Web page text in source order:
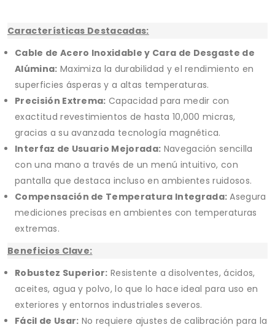
Características Destacadas:
Cable de Acero Inoxidable y Cara de Desgaste de
Alúmina: Maximiza la durabilidad y el rendimiento en
superficies ásperas y a altas temperaturas.
Precisión Extrema: Capacidad para medir con
exactitud revestimientos de hasta 10,000 micras,
gracias a su avanzada tecnología magnética.
Interfaz de Usuario Mejorada: Navegación sencilla
con una mano a través de un menú intuitivo, con
pantalla que destaca incluso en ambientes ruidosos.
Compensación de Temperatura Integrada: Asegura
mediciones precisas en ambientes con temperaturas
extremas.
Beneficios Clave:
Robustez Superior: Resistente a disolventes, ácidos,
aceites, agua y polvo, lo que lo hace ideal para uso en
exteriores y entornos industriales severos.
Fácil de Usar: No requiere ajustes de calibración para la